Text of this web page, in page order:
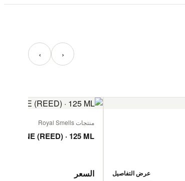
‹ ›
عرض التفاصيل
منتجات Royal Smells
(REED) · 125 ML
السعر